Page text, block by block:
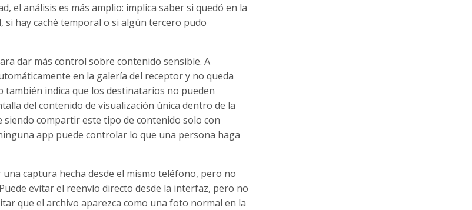
el análisis es más amplio: implica saber si quedó en la
hay caché temporal o si algún tercero pudo
dar más control sobre contenido sensible. A
en la galería del receptor y no queda
también indica que los destinatarios no pueden
del contenido de visualización única dentro de la
compartir este tipo de contenido solo con
app puede controlar lo que una persona haga
captura hecha desde el mismo teléfono, pero no
evitar el reenvío directo desde la interfaz, pero no
que el archivo aparezca como una foto normal en la